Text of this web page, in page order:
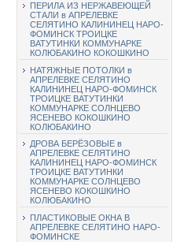
ПЕРИЛА ИЗ НЕРЖАВЕЮЩЕЙ
СТАЛИ в АПРЕЛЕВКЕ
СЕЛЯТИНО КАЛИНИНЕЦ НАРО-
ФОМИНСК ТРОИЦКЕ
ВАТУТИНКИ КОММУНАРКЕ
КОЛЮБАКИНО КОКОШКИНО
НАТЯЖНЫЕ ПОТОЛКИ в
АПРЕЛЕВКЕ СЕЛЯТИНО
КАЛИНИНЕЦ НАРО-ФОМИНСК
ТРОИЦКЕ ВАТУТИНКИ
КОММУНАРКЕ СОЛНЦЕВО
ЯСЕНЕВО КОКОШКИНО
КОЛЮБАКИНО
ДРОВА БЕРЁЗОВЫЕ в
АПРЕЛЕВКЕ СЕЛЯТИНО
КАЛИНИНЕЦ НАРО-ФОМИНСК
ТРОИЦКЕ ВАТУТИНКИ
КОММУНАРКЕ СОЛНЦЕВО
ЯСЕНЕВО КОКОШКИНО
КОЛЮБАКИНО
ПЛАСТИКОВЫЕ ОКНА В
АПРЕЛЕВКЕ СЕЛЯТИНО НАРО-
ФОМИНСКЕ